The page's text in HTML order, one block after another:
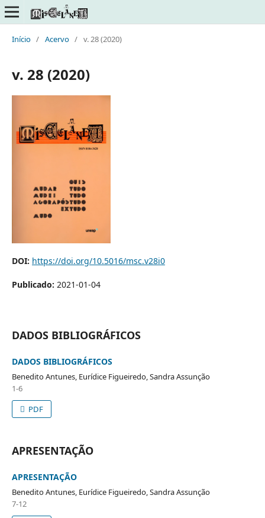
Início / Acervo / v. 28 (2020)
v. 28 (2020)
DOI: https://doi.org/10.5016/msc.v28i0
Publicado: 2021-01-04
DADOS BIBLIOGRÁFICOS
DADOS BIBLIOGRÁFICOS
Benedito Antunes, Eurídice Figueiredo, Sandra Assunção
1-6
PDF
APRESENTAÇÃO
APRESENTAÇÃO
Benedito Antunes, Eurídice Figueiredo, Sandra Assunção
7-12